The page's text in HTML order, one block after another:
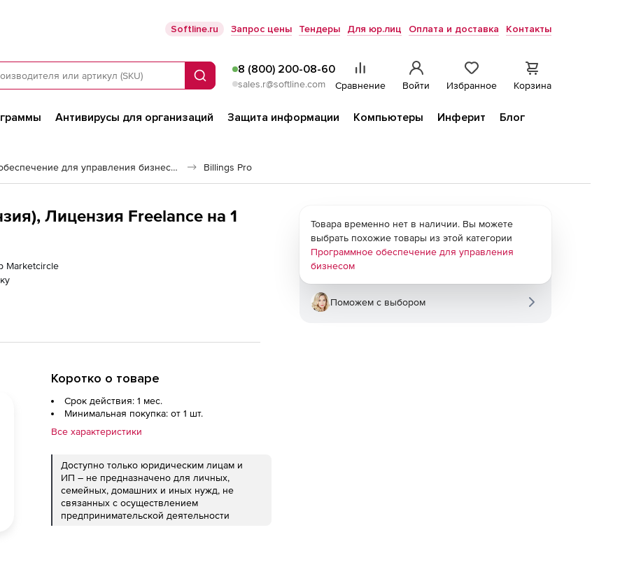
Softline.ru Запрос цены Тендеры Для юр.лиц Оплата и доставка Контакты
Поиск
8 (800) 200-08-60
sales.r@softline.com Сравнение Войти Избранное Корзина
Антивирусы для организаций Защита информации Компьютеры Инферит
Блог
Программное обеспечение для управления бизнесом Billings Pro
Лицензия Freelance на 1
Marketcircle
Коротко о товаре
Срок действия: 1 мес.
Минимальная покупка: от 1 шт.
Все характеристики
Доступно только юридическим лицам и
ИП – не предназначено для личных,
семейных, домашних и иных нужд, не
связанных с осуществлением
предпринимательской деятельности
Товара временно нет в наличии. Вы можете
выбрать похожие товары из этой категории
Программное обеспечение для управления
бизнесом
Поможем с выбором